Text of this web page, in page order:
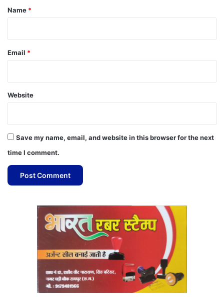
*
Name *
Email *
Website
Save my name, email, and website in this browser for the next
time I comment.